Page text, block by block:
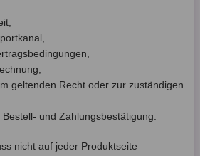
geltenden Recht oder zur zuständigen
und Zahlungsbestätigung.
nicht auf jeder Produktseite